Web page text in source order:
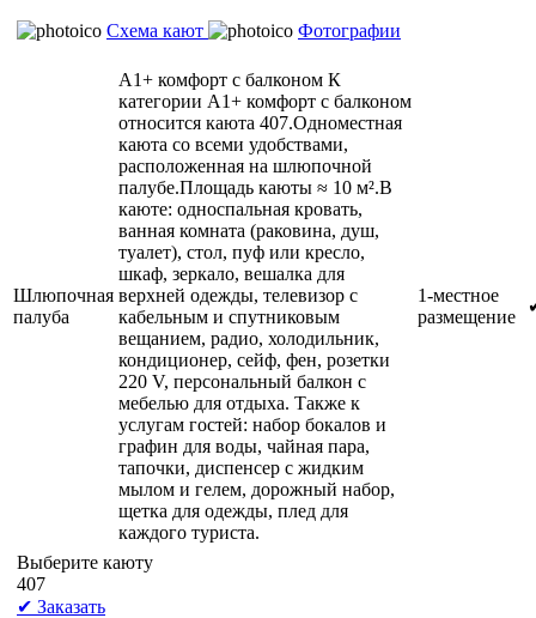
Схема кают
Фотографии
Шлюпочная
палуба
А1+ комфорт с балконом К
категории А1+ комфорт с балконом
относится каюта 407.Одноместная
каюта со всеми удобствами,
расположенная на шлюпочной
палубе.Площадь каюты ≈ 10 м².В
каюте: односпальная кровать,
ванная комната (раковина, душ,
туалет), стол, пуф или кресло,
шкаф, зеркало, вешалка для
верхней одежды, телевизор с
кабельным и спутниковым
вещанием, радио, холодильник,
кондиционер, сейф, фен, розетки
220 V, персональный балкон с
мебелью для отдыха. Также к
услугам гостей: набор бокалов и
графин для воды, чайная пара,
тапочки, диспенсер с жидким
мылом и гелем, дорожный набор,
щетка для одежды, плед для
каждого туриста.
1-местное
размещение
Выберите каюту
407
✔ Заказать